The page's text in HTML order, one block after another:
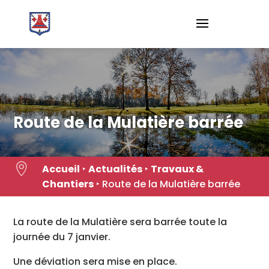
content
Route de la Mulatière barrée
 Accueil ‣ Actualités‣ Travaux &
Chantiers‣ Route de la Mulatière barrée
La route de la Mulatière sera barrée toute la
journée du 7 janvier.
Une déviation sera mise en place.